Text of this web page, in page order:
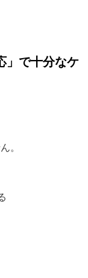
」で十分なケ
。